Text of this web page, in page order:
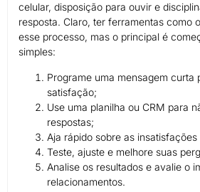
celular, disposição para ouvir e
resposta. Claro, ter ferramentas como
esse processo, mas o principal é
simples:
Programe uma mensagem curta
satisfação;
Use uma planilha ou CRM para
respostas;
Aja rápido sobre as
Teste, ajuste e melhore suas
Analise os resultados e avalie o
relacionamentos.